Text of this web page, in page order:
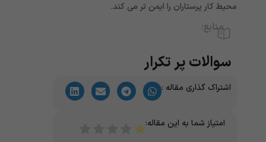
محیط کار پرستاران را ایمن تر می کند.
منابع:
سوالات پر تکرار
اشتراک گذاری مقاله :
امتیاز شما به این مقاله: